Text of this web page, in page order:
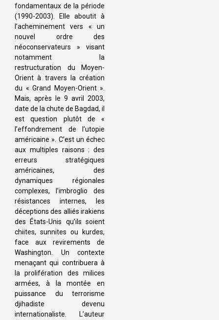
fondamentaux de la période
(1990-2003). Elle aboutit à
l’acheminement vers « un
nouvel ordre des
néoconservateurs » visant
notamment la
restructuration du Moyen-
Orient à travers la création
du « Grand Moyen-Orient ».
Mais, après le 9 avril 2003,
date de la chute de Bagdad, il
est question plutôt de «
l’effondrement de l’utopie
américaine ». C’est un échec
aux multiples raisons : des
erreurs stratégiques
américaines, des
dynamiques régionales
complexes, l’imbroglio des
résistances internes, les
déceptions des alliés irakiens
des États-Unis qu’ils soient
chiites, sunnites ou kurdes,
face aux revirements de
Washington. Un contexte
menaçant qui contribuera à
la prolifération des milices
armées, à la montée en
puissance du terrorisme
djihadiste devenu
internationaliste. L’auteur